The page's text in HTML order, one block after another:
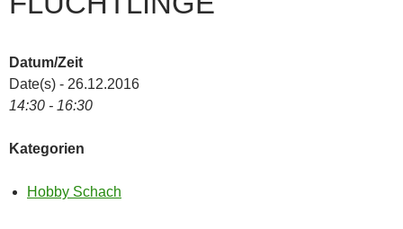
Datum/Zeit
Date(s) - 26.12.2016
14:30 - 16:30
Kategorien
Hobby Schach